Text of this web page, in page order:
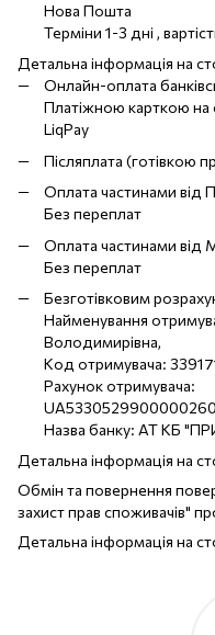
Нова Пошта
Терміни 1-3 дні ,
Детальна інформація на
Онлайн-оплата
Платіжною карткою на
LiqPay
Післяплата (готівкою
Оплата частинами від
Без переплат
Оплата частинами від
Без переплат
Безготівковим
Найменування
Володимирівна,
Код отримувача:
Рахунок отримувача:
Назва банку: АТ КБ
Детальна інформація на
Обмін та повернення
захист прав споживачів"
Детальна інформація на